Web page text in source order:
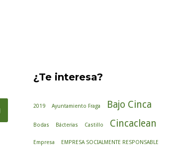
¿Te interesa?
2019 Ayuntamiento Fraga Bajo Cinca
Bodas Bácterias Castillo Cincaclean
Empresa EMPRESA SOCIALMENTE RESPONSABLE